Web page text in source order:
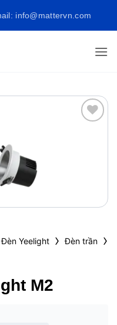
info@mattervn.com
Đèn Yeelight ›Đèn trần ›
M2